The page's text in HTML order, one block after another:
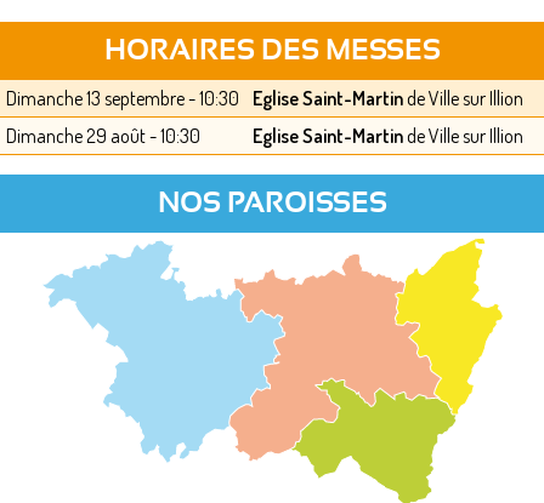
HORAIRES DES MESSES
Dimanche 13 septembre - 10:30 Eglise Saint-Martinde Ville sur Illion
Dimanche 29 août - 10:30
Eglise Saint-Martinde Ville sur Illion
NOS PAROISSES